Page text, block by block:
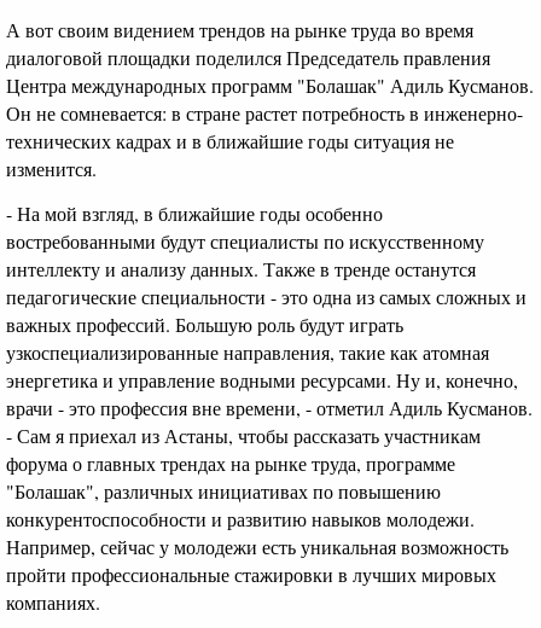
А вот своим видением трендов на рынке труда во время
диалоговой площадки поделился Председатель правления
Центра международных программ "Болашак" Адиль Кусманов.
Он не сомневается: в стране растет потребность в инженерно-
технических кадрах и в ближайшие годы ситуация не
изменится.
- На мой взгляд, в ближайшие годы особенно
востребованными будут специалисты по искусственному
интеллекту и анализу данных. Также в тренде останутся
педагогические специальности - это одна из самых сложных и
важных профессий. Большую роль будут играть
узкоспециализированные направления, такие как атомная
энергетика и управление водными ресурсами. Ну и, конечно,
врачи - это профессия вне времени, - отметил Адиль Кусманов.
- Сам я приехал из Астаны, чтобы рассказать участникам
форума о главных трендах на рынке труда, программе
"Болашак", различных инициативах по повышению
конкурентоспособности и развитию навыков молодежи.
Например, сейчас у молодежи есть уникальная возможность
пройти профессиональные стажировки в лучших мировых
компаниях.